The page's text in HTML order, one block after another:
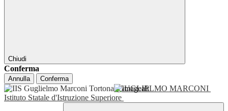
Chiudi
Conferma
Annulla Conferma
GUGLIELMO MARCONI
Istituto Statale d'Istruzione Superiore